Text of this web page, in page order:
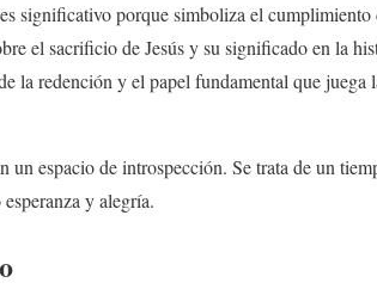
es significativo porque simboliza el cumplimiento
el sacrificio de Jesús y su significado en la
la redención y el papel fundamental que juega
espacio de introspección. Se trata de un
y alegría.